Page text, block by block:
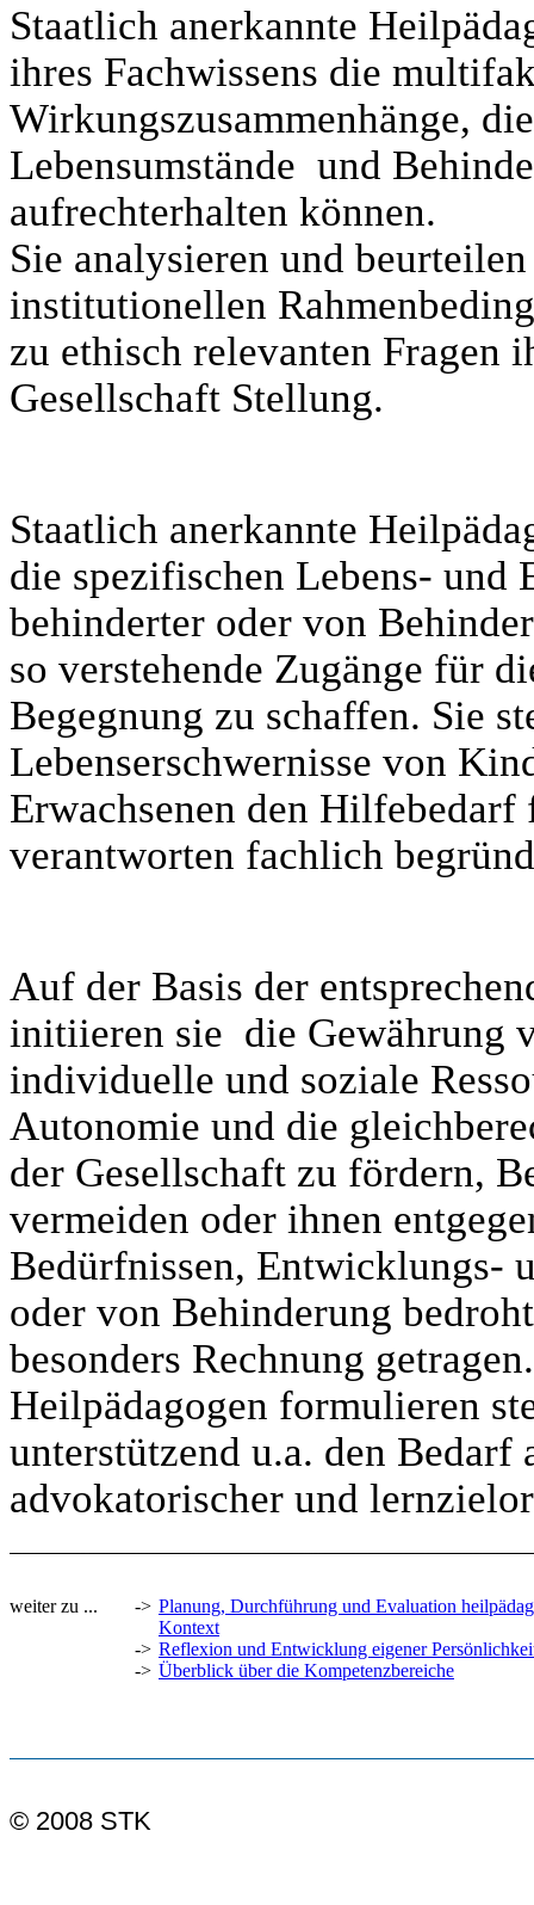
Staatlich anerkannte
ihres Fachwissens die
Wirkungszusammenhänge,
Lebensumstände und
aufrechterhalten können.
Sie analysieren und
institutionellen
zu ethisch relevanten Fragen
Gesellschaft Stellung.
Staatlich anerkannte
die spezifischen Lebens- und
behinderter oder von
so verstehende Zugänge für
Begegnung zu schaffen. Sie
Lebenserschwernisse von
Erwachsenen den
verantworten fachlich
Auf der Basis der
initiieren sie die Gewährung
individuelle und soziale
Autonomie und die
der Gesellschaft zu fördern,
vermeiden oder ihnen
Bedürfnissen, Entwicklungs-
oder von Behinderung
besonders Rechnung
Heilpädagogen formulieren
unterstützend u.a. den Bedarf
advokatorischer und
weiter zu ... -> Planung, Durchführung und Evaluation
Kontext
-> Reflexion und Entwicklung eigener
-> Überblick über die Kompetenzbereiche
© 2008 STK